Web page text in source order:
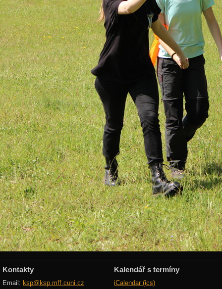
Kontakty
Email: ksp@ksp.mff.cuni.cz
Kalendář s termíny
iCalendar (ics)